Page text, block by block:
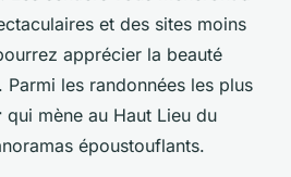
et des sites moins
apprécier la beauté
les randonnées les plus
qui mène au Haut Lieu du
époustouflants.